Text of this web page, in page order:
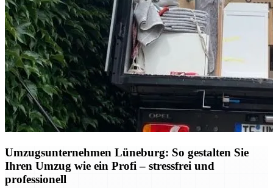
Umzugsunternehmen Lüneburg: So gestalten Sie
Ihren Umzug wie ein Profi – stressfrei und
professionell